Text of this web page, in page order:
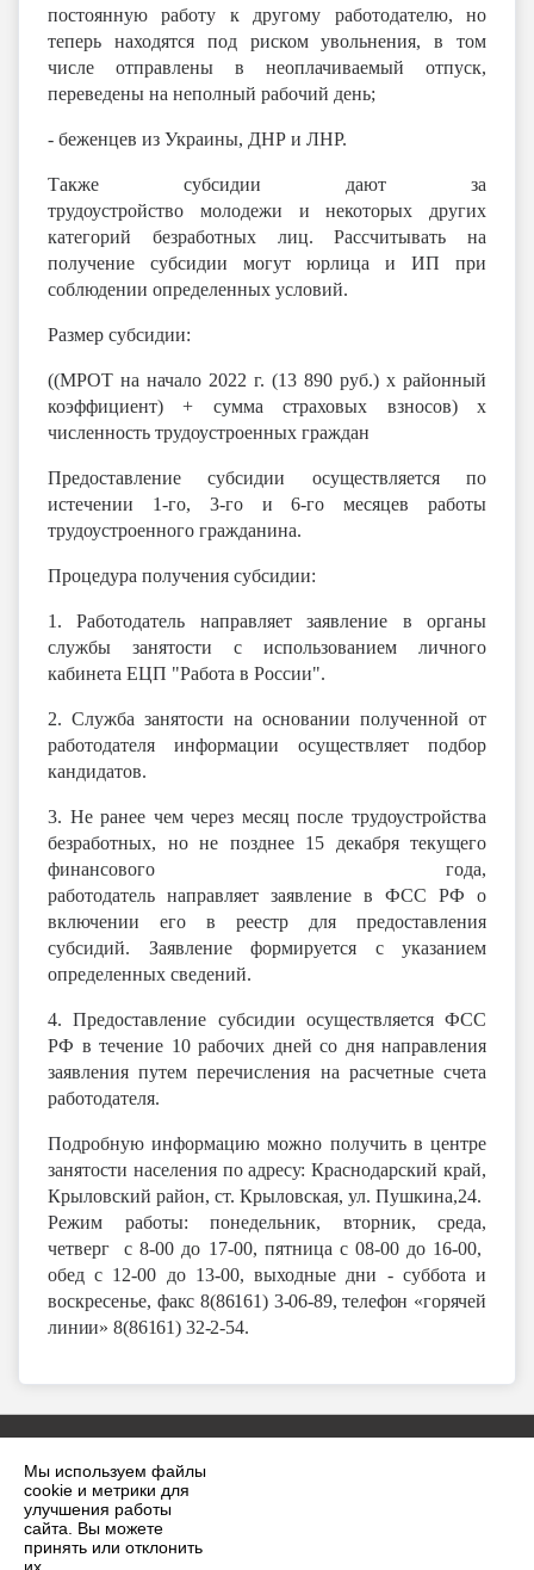
Мы используем файлы
cookie и метрики для
улучшения работы
сайта. Вы можете
принять или отклонить
постоянную работу к другому работодателю, но
теперь находятся под риском увольнения, в том
числе отправлены в неоплачиваемый отпуск,
переведены на неполный рабочий день;
- беженцев из Украины, ДНР и ЛНР.
Также субсидии дают за
трудоустройство молодежи и некоторых других
категорий безработных лиц. Рассчитывать на
получение субсидии могут юрлица и ИП при
соблюдении определенных условий.
Размер субсидии:
((МРОТ на начало 2022 г. (13 890 руб.) х районный
коэффициент) + сумма страховых взносов) х
численность трудоустроенных граждан
Предоставление субсидии осуществляетсяпо
истечении 1-го, 3-го и 6-го месяцев работы
трудоустроенного гражданина.
Процедура получения субсидии:
1. Работодатель направляетзаявление в органы
службы занятости с использованием личного
кабинета ЕЦП "Работа в России".
2. Служба занятости на основании полученной от
работодателя информации осуществляет подбор
кандидатов.
3. Не ранее чем через месяц после трудоустройства
безработных, но не позднее 15 декабря текущего
финансового года,
работодатель направляет заявление в ФСС РФ о
включении его в реестр для предоставления
субсидий. Заявление формируется с указанием
определенных сведений.
4. Предоставление субсидии осуществляетсяФСС
РФ в течение 10 рабочих дней со дня направления
заявления путем перечисления на расчетные счета
работодателя.
Подробную информацию можно получить в центре
занятости населенияпо адресу:Краснодарский край,
Крыловский район, ст. Крыловская, ул. Пушкина,24.
Режим работы: понедельник, вторник, среда,
четверг с 8-00 до 17-00, пятница с 08-00 до 16-00,
обед с 12-00 до 13-00, выходные дни - суббота и
воскресенье, факс 8(86161) 3-06-89, телефон «горячей
линии» 8(86161) 32-2-54.
2026 г. krilovskaya.ru